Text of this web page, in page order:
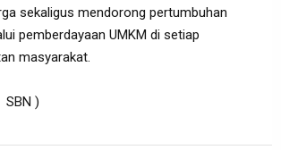
sekaligus mendorong pertumbuhan
pemberdayaan UMKM di setiap
masyarakat.
SBN )